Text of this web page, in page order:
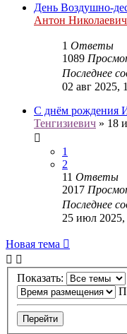
День Воздушно-
Антон Николаевич
1 Ответы
1089
Последнее
02 авг 2025,
С днём рождения
Тенгизиевич » 18
1
2
11 Ответы
2017
Последнее
25 июл 2025,
Новая
тема
Новая тема
Показать: